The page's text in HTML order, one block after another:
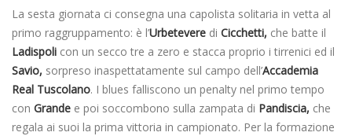
La sesta giornata ci consegna una capolista solitaria in vetta al
primo raggruppamento: è l’Urbetevere di Cicchetti, che batte il
Ladispoli con un secco tre a zero e stacca proprio i tirrenici ed il
Savio, sorpreso inaspettatamente sul campo dell’Accademia
Real Tuscolano. I blues falliscono un penalty nel primo tempo
con Grande e poi soccombono sulla zampata di Pandiscia, che
regala ai suoi la prima vittoria in campionato. Per la formazione